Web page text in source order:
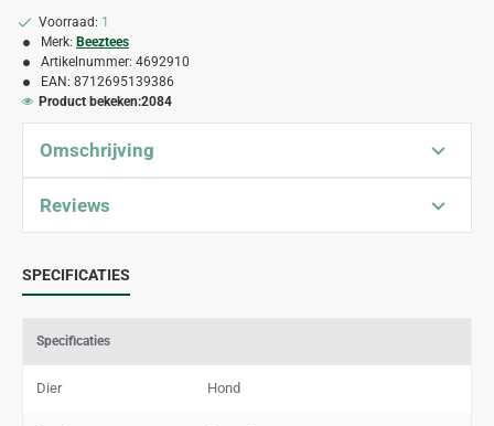
Voorraad: 1
Merk: Beeztees
Artikelnummer: 4692910
EAN: 8712695139386
Product bekeken:2084
Omschrijving
Reviews
SPECIFICATIES
Specificaties
Dier Hond